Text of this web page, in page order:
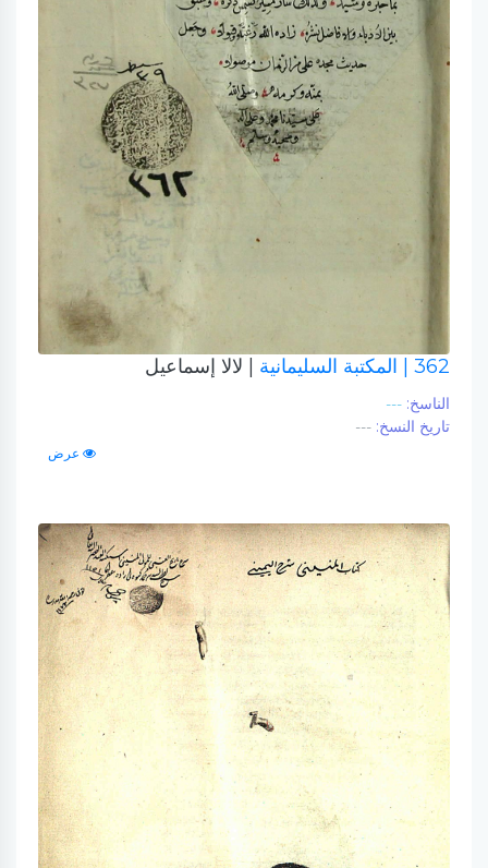
362 | المكتبة السليمانية | لالا إسماعيل
الناسخ: ---
تاريخ النسخ: ---
عرض